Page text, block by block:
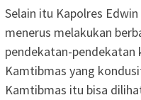
Selain itu Kapolres
menerus melakukan
pendekatan-
Kamtibmas yang
Kamtibmas itu bisa